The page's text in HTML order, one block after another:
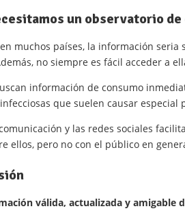
un observatorio
muchos países, la información
no siempre es fácil acceder a
información de consumo
que suelen causar
y las redes sociales
ellos, pero no con el público en
válida, actualizada y amigable